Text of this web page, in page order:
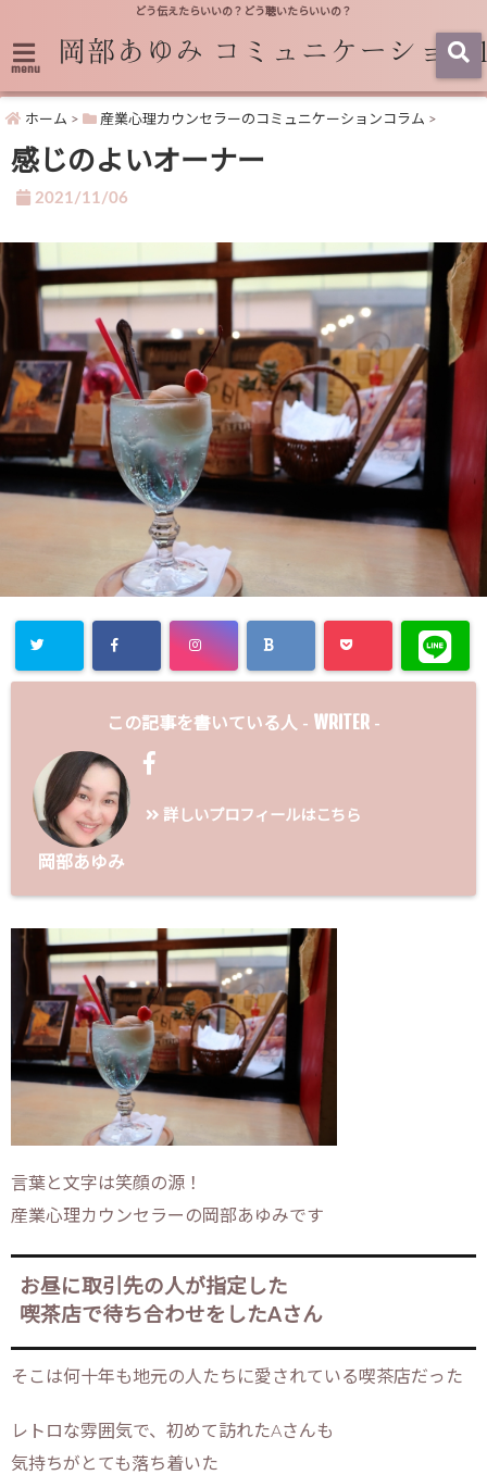
どう伝えたらいいの？どう聴いたらいいの？
menu
ホーム > 産業心理カウンセラーのコミュニケーションコラム >
感じのよいオーナー
2021/11/06
この記事を書いている人 - WRITER -
岡部あゆみ
詳しいプロフィールはこちら
言葉と文字は笑顔の源！
産業心理カウンセラーの岡部あゆみです
お昼に取引先の人が指定した
喫茶店で待ち合わせをしたAさん
そこは何十年も地元の人たちに愛されている喫茶店だった
レトロな雰囲気で、初めて訪れたAさんも
気持ちがとても落ち着いた